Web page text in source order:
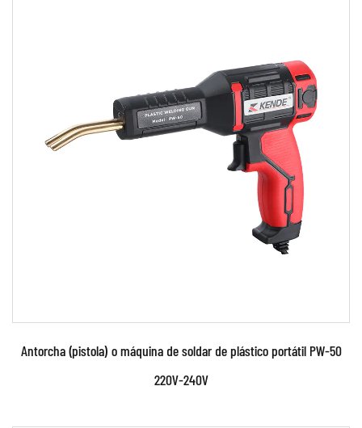
Antorcha (pistola) o máquina de soldar de plástico portátil PW-50
220V-240V